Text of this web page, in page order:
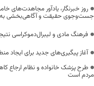
روز خبرنگار، یادآور مجاهدت‌های
جست‌وجوی حقیقت و آگاهی‌بخشی به
فرهنگ مادی و لیبرال‌دموکراسی
آغاز پیگیری‌های جدید برای ایجاد
طرح پزشک خانواده و نظام ارجاع
مردم است